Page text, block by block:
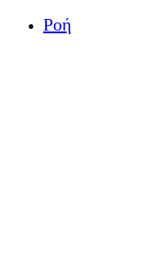
Ροή